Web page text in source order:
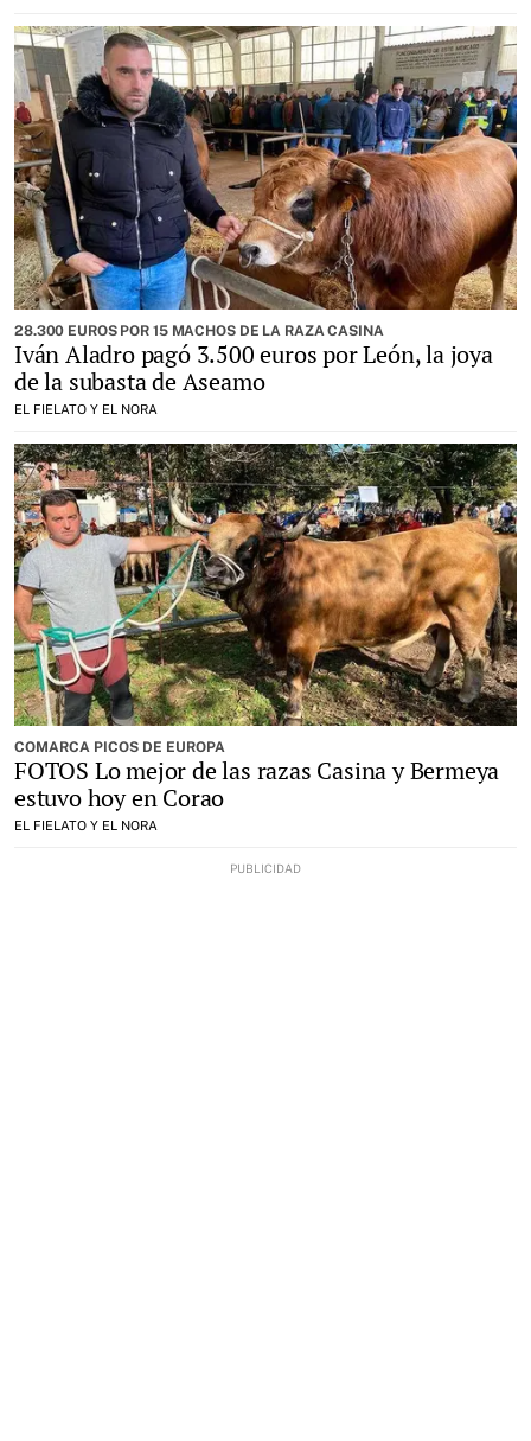
28.300 EUROS POR 15 MACHOS DE LA RAZA CASINA
Iván Aladro pagó 3.500 euros por León, la joya
de la subasta de Aseamo
EL FIELATO Y EL NORA
COMARCA PICOS DE EUROPA
FOTOS Lo mejor de las razas Casina y Bermeya
estuvo hoy en Corao
EL FIELATO Y EL NORA